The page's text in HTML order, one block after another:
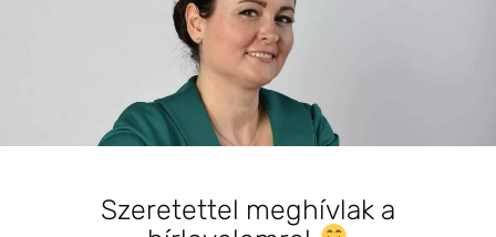
HÍRLEVÉL
HÍRLEVÉL FELIRATKOZÁS
Szeretettel meghívlak a